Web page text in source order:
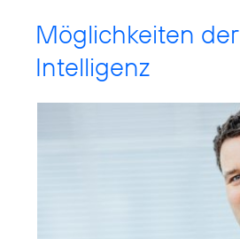
Möglichkeiten
Intelligenz